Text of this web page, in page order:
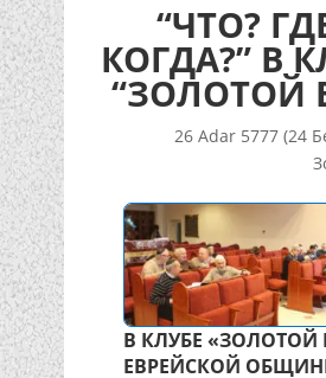
“ЧТО?
КОГДА?” В
“ЗОЛОТОЙ
26 Adar 5777 (24
В КЛУБЕ «ЗОЛОТОЙ
ЕВРЕЙСКОЙ